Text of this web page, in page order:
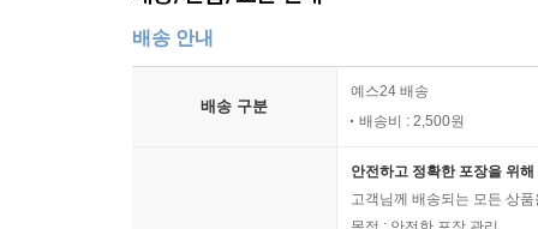
배송 안내
배송 구분
예스24 배송
배송비 : 2,500원
안전하고 정확한 포장을 위
고객님께 배송되는 모든 상